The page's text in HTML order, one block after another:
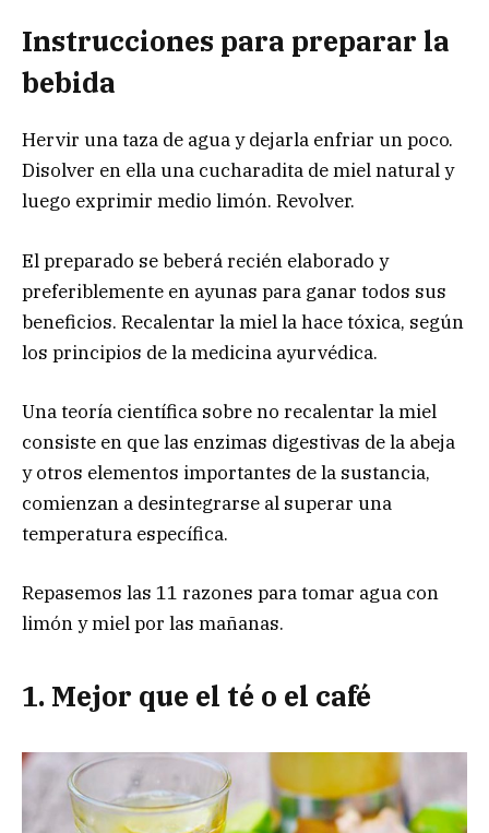
Instrucciones para preparar la
bebida
Hervir una taza de agua y dejarla enfriar un poco.
Disolver en ella una cucharadita de miel natural y
luego exprimir medio limón. Revolver.
El preparado se beberá recién elaborado y
preferiblemente en ayunas para ganar todos sus
beneficios. Recalentar la miel la hace tóxica, según
los principios de la medicina ayurvédica.
Una teoría científica sobre no recalentar la miel
consiste en que las enzimas digestivas de la abeja
y otros elementos importantes de la sustancia,
comienzan a desintegrarse al superar una
temperatura específica.
Repasemos las 11 razones para tomar agua con
limón y miel por las mañanas.
1. Mejor que el té o el café